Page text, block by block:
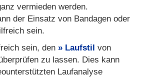
vermieden werden.
der Einsatz von Bandagen oder
sein.
sein, den
Laufstil von
zu lassen. Dies kann
Laufanalyse